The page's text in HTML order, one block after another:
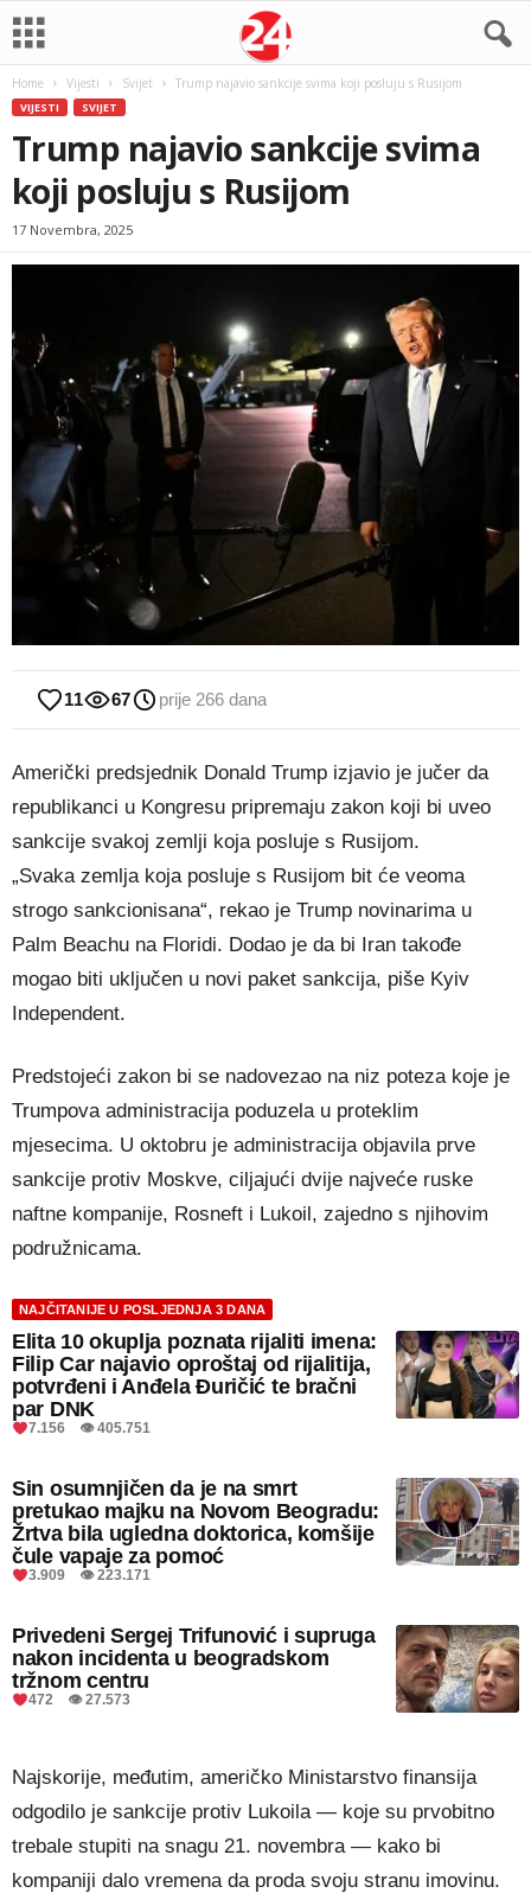
Home Vijesti Svijet Trump najavio sankcije svima koji posluju s Rusijom
VIJESTI SVIJET
Trump najavio sankcije svima
koji posluju s Rusijom
17 Novembra, 2025
11 67 prije 266 dana
Američki predsjednik Donald Trump izjavio je jučer da
republikanci u Kongresu pripremaju zakon koji bi uveo
sankcije svakoj zemlji koja posluje s Rusijom.
„Svaka zemlja koja posluje s Rusijom bit će veoma
strogo sankcionisana“, rekao je Trump novinarima u
Palm Beachu na Floridi. Dodao je da bi Iran takođe
mogao biti uključen u novi paket sankcija, piše Kyiv
Independent.
Predstojeći zakon bi se nadovezao na niz poteza koje je
Trumpova administracija poduzela u proteklim
mjesecima. U oktobru je administracija objavila prve
sankcije protiv Moskve, ciljajući dvije najveće ruske
naftne kompanije, Rosneft i Lukoil, zajedno s njihovim
podružnicama.
NAJČITANIJE U POSLJEDNJA 3 DANA
Elita 10 okuplja poznata rijaliti imena:
Filip Car najavio oproštaj od rijalitija,
potvrđeni i Anđela Đuričić te bračni
par DNK
7.156 👁 405.751
Sin osumnjičen da je na smrt
pretukao majku na Novom Beogradu:
Žrtva bila ugledna doktorica, komšije
čule vapaje za pomoć
3.909 👁 223.171
Privedeni Sergej Trifunović i supruga
nakon incidenta u beogradskom
tržnom centru
472 👁 27.573
Najskorije, međutim, američko Ministarstvo finansija
odgodilo je sankcije protiv Lukoila — koje su prvobitno
trebale stupiti na snagu 21. novembra — kako bi
kompaniji dalo vremena da proda svoju stranu imovinu.